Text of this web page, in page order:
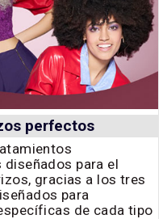
perfectos
para el
gracias a los tres
para
de cada tipo